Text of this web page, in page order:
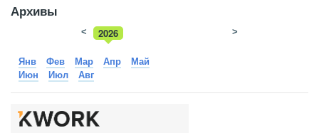
Архивы
2026
2025
< >
Янв Фев Мар Апр
Май
Июн
Июл Авг